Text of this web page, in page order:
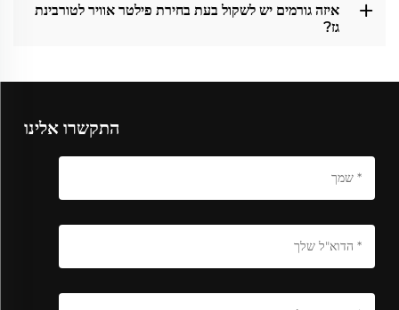
איזה גורמים יש לשקול בעת בחירת פילטר אוויר לטורבינת
גז?
התקשרו אלינו